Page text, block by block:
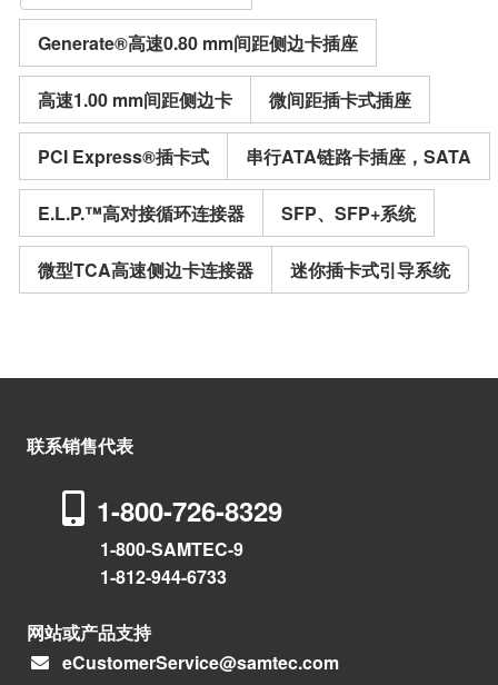
Generate®高速0.80 mm间距侧边卡插座
高速1.00 mm间距侧边卡 微间距插卡式插座
PCI Express®插卡式 串行ATA链路卡插座，SATA
E.L.P.™高对接循环连接器 SFP、SFP+系统
微型TCA高速侧边卡连接器 迷你插卡式引导系统
联系销售代表
1-800-726-8329
1-800-SAMTEC-9
1-812-944-6733
网站或产品支持
eCustomerService@samtec.com